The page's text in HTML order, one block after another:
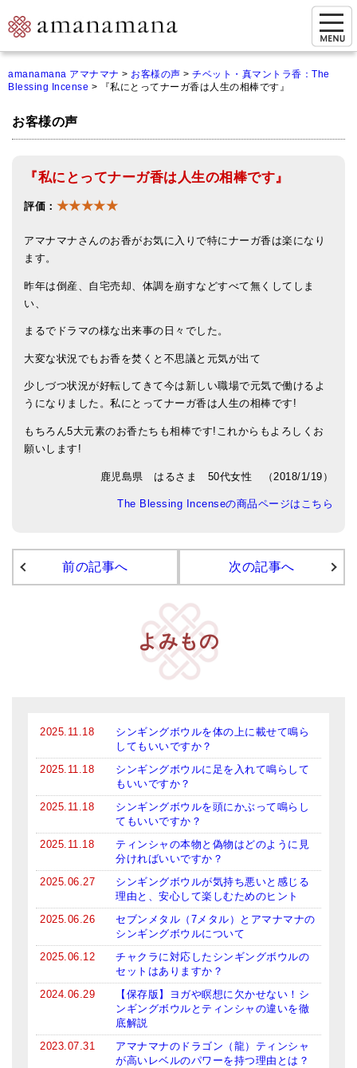
ご来店予約（実店舗）
倍音呼吸法レッスン
オンラインショップ
商品一覧
アマナマナのシンギングボウル
●新・鍛造スペシャル
マンダラ彫（黒・渋金）
スティック・マレット・リング（台座）
プレミアム・ティンシャ（L・M）
ティンシャケース
チベット・真マントラ香
お香定期購入（ラクとくサブスク）
チベット高僧のオラクルカード
シンギングボウル入門本・CD
オリジナルグッズ
神々とつながるジュエリー
ヒーリング・マンダラポスター
ロゴステッカー・ポストカード各種
amanamana アマナマナ > お客様の声 > チベット・真マントラ香：The
Blessing Incense > 『私にとってナーガ香は人生の相棒です』
お客様の声
『私にとってナーガ香は人生の相棒です』
評価： ★★★★★
アマナマナさんのお香がお気に入りで特にナーガ香は楽になり
ます。
昨年は倒産、自宅売却、体調を崩すなどすべて無くしてしま
い、
まるでドラマの様な出来事の日々でした。
大変な状況でもお香を焚くと不思議と元気が出て
少しづつ状況が好転してきて今は新しい職場で元気で働けるよ
うになりました。私にとってナーガ香は人生の相棒です!
もちろん5大元素のお香たちも相棒です!これからもよろしくお
願いします!
鹿児島県 はるさま 50代女性 （2018/1/19）
The Blessing Incenseの商品ページはこちら
前の記事へ 次の記事へ
よみもの
2025.11.18
シンギングボウルを体の上に載せて鳴ら
してもいいですか？
2025.11.18
シンギングボウルに足を入れて鳴らして
もいいですか？
2025.11.18
シンギングボウルを頭にかぶって鳴らし
てもいいですか？
2025.11.18
ティンシャの本物と偽物はどのように見
分ければいいですか？
2025.06.27
シンギングボウルが気持ち悪いと感じる
理由と、安心して楽しむためのヒント
2025.06.26
セブンメタル（7メタル）とアマナマナの
シンギングボウルについて
2025.06.12
チャクラに対応したシンギングボウルの
セットはありますか？
2024.06.29
【保存版】ヨガや瞑想に欠かせない！シ
ンギングボウルとティンシャの違いを徹
底解説
2023.07.31
アマナマナのドラゴン（龍）ティンシャ
が高いレベルのパワーを持つ理由とは？